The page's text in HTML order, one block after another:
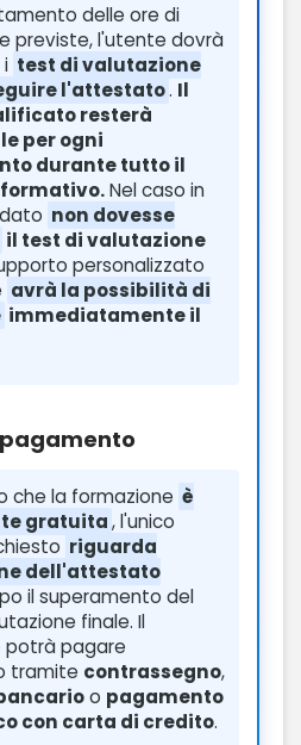
delle ore di
previste, l'utente dovrà
test di valutazione
l'attestato. Il
resterà
per ogni
durante tutto il
Nel caso in
non dovesse
il test di valutazione
personalizzato
avrà la possibilità di
immediatamente il
che la formazione è
gratuita, l'unico
riguarda
dell'attestato
il superamento del
finale. Il
pagare
tramite contrassegno,
o pagamento
con carta di credito.